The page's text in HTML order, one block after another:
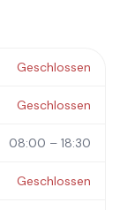
Geschlossen
Geschlossen
08:00 – 18:30
Geschlossen